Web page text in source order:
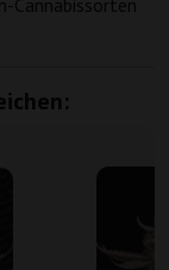
Cannabissorten